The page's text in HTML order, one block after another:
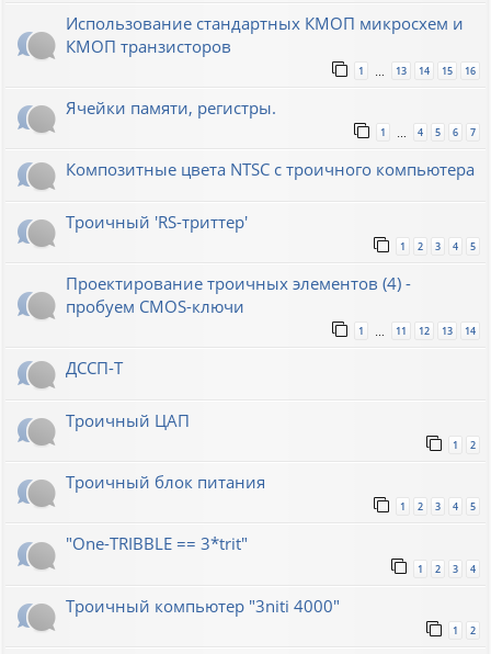
Использование стандартных КМОП микросхем и
КМОП транзисторов
1 13 14 15 16
Ячейки памяти, регистры.
1 … 4 5 6 7
Композитные цвета NTSC с троичного компьютера
Троичный 'RS-триттер'
1 2 3 4 5
Проектирование троичных элементов (4) -
пробуем CMOS-ключи
1 … 11 12 13 14
ДССП-Т
Троичный ЦАП
1 2
Троичный блок питания
1 2 3 4 5
"One-TRIBBLE == 3*trit"
1 2 3 4
Троичный компьютер "3niti 4000"
1 2